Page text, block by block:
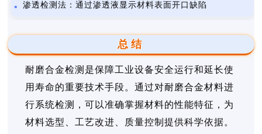
渗透检测法：通过渗透液显示材料表面开口缺陷
总结
耐磨合金检测是保障工业设备安全运行和延长使
用寿命的重要技术手段。通过对耐磨合金材料进
行系统检测，可以准确掌握材料的性能特征，为
材料选型、工艺改进、质量控制提供科学依据。